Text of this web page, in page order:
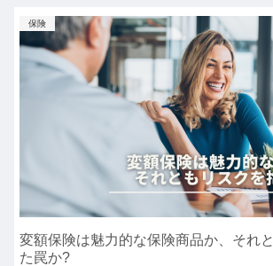
保険
変額保険は魅力的な保険商品か、それ
た罠か?